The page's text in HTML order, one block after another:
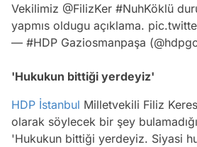
Vekilimiz @FilizKer #NuhKöklü
yapmıs oldugu açıklama.
— #HDP Gaziosmanpaşa
'Hukukun bittiği yerdeyiz'
HDP İstanbul Milletvekili Filiz
olarak söylecek bir şey
'Hukukun bittiği yerdeyiz. Siyasi